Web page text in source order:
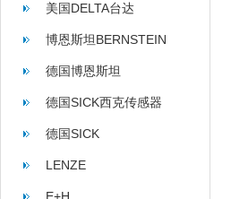
韦尔
美国DELTA台达
博恩斯坦BERNSTEIN
德国博恩斯坦
BERNSTEIN
德国SICK西克传感器
德国SICK
LENZE